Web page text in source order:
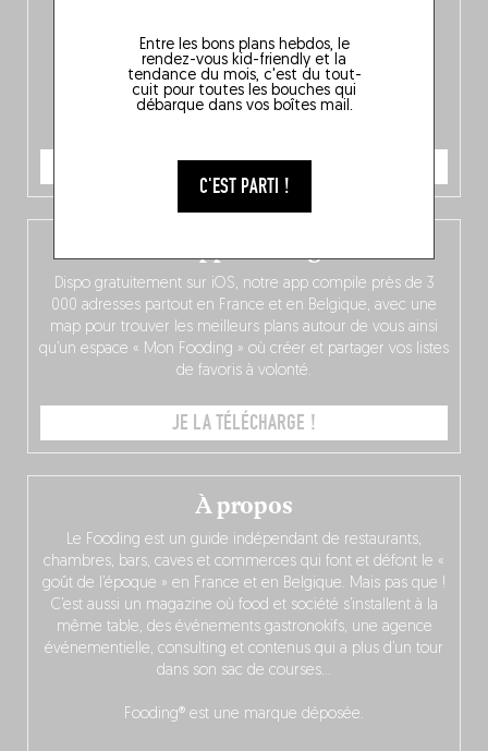
Entre les bons plans hebdos, le
rendez-vous kid-friendly et la
tendance du mois, c'est du tout-
cuit pour toutes les bouches qui
débarque dans vos boîtes mail.
C'EST PARTI !
JE COMMANDE
À propos
Le Fooding est un guide indépendant de restaurants,
chambres, bars, caves et commerces qui font et défont le «
goût de l’époque » en France et en Belgique. Mais pas que !
C’est aussi un magazine où food et société s’installent à la
même table, des événements gastronokifs, une agence
événementielle, consulting et contenus qui a plus d’un tour
dans son sac de courses…
Fooding® est une marque déposée.
Dispo gratuitement sur iOS, notre app compile près de 3
000 adresses partout en France et en Belgique, avec une
map pour trouver les meilleurs plans autour de vous ainsi
qu’un espace « Mon Fooding » où créer et partager vos listes
de favoris à volonté.
JE LA TÉLÉCHARGE !